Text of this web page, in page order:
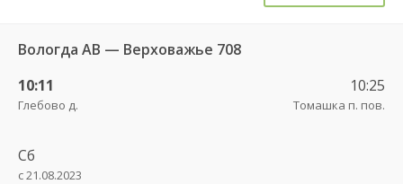
Вологда АВ — Верховажье 708
10:11
Глебово д.
10:25
Томашка п. пов.
Сб
с 21.08.2023